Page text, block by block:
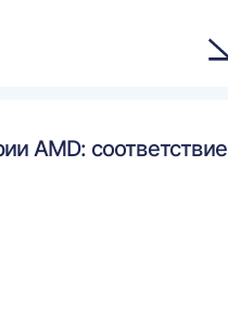
AMD: соответствие